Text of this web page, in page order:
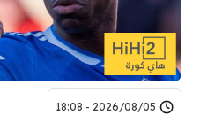
2026/08/05 - 18:08